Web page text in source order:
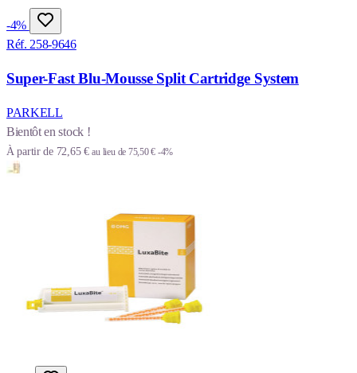
-4%
Réf. 258-9646
Super-Fast Blu-Mousse Split Cartridge System
PARKELL
Bientôt en stock !
À partir de 72,65 € au lieu de 75,50 € -4%